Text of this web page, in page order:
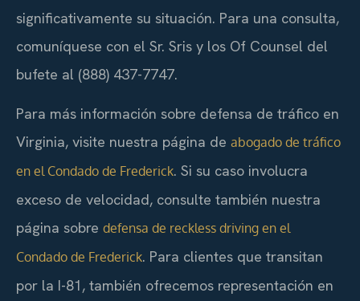
significativamente su situación. Para una consulta,
comuníquese con el Sr. Sris y los Of Counsel del
bufete al (888) 437-7747.
Para más información sobre defensa de tráfico en
Virginia, visite nuestra página de abogado de tráfico
en el Condado de Frederick. Si su caso involucra
exceso de velocidad, consulte también nuestra
página sobre defensa de reckless driving en el
Condado de Frederick. Para clientes que transitan
por la I-81, también ofrecemos representación en